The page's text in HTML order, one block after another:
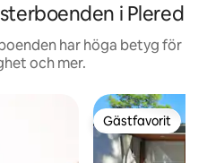
i Plered
har höga betyg för
och mer.
Gästfavorit
Gästfavorit